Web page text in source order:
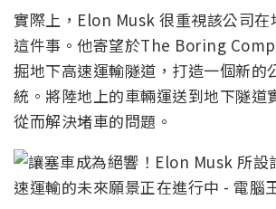
實際上，Elon Musk 很重視該公司在
這件事。他寄望於The Boring
掘地下高速運輸隧道，打造一個新的
統。將陸地上的車輛運送到地下隧道
從而解決堵車的問題。